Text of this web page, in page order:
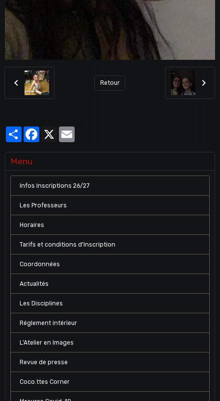
Retour
PartagerFacebook
Menu
Infos Inscriptions 26/27
Les Professeurs
Horaires
Tarifs et conditions d'Inscription
Coordonnées
Actualités
Les Disciplines
Réglement intérieur
L'Atelier en Images
Revue de presse
Coco.ttes Corner